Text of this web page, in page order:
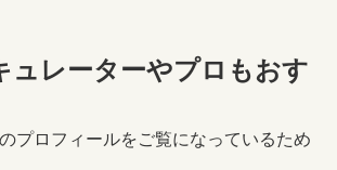
ュレーターやプロもおす
プロフィールをご覧になっているため